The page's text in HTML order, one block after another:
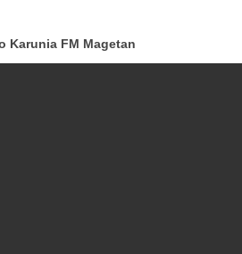
Karunia FM Magetan